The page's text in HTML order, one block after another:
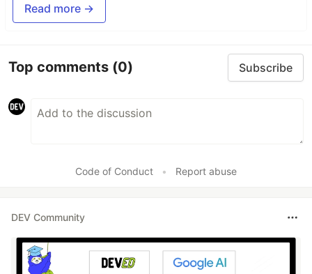
Read more →
Top comments (0) Subscribe
Code of Conduct • Report abuse
DEV Community